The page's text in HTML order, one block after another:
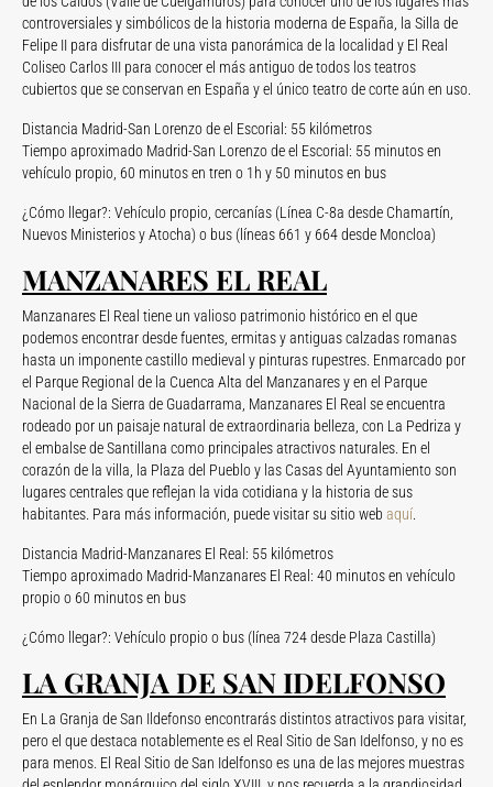
controversiales y simbólicos de la historia moderna de España, la Silla de
Felipe II para disfrutar de una vista panorámica de la localidad y El Real
Coliseo Carlos III para conocer el más antiguo de todos los teatros
cubiertos que se conservan en España y el único teatro de corte aún en uso.
Distancia Madrid-San Lorenzo de el Escorial: 55 kilómetros
Tiempo aproximado Madrid-San Lorenzo de el Escorial: 55 minutos en
vehículo propio, 60 minutos en tren o 1h y 50 minutos en bus
¿Cómo llegar?: Vehículo propio, cercanías (Línea C-8a desde Chamartín,
Nuevos Ministerios y Atocha) o bus (líneas 661 y 664 desde Moncloa)
MANZANARES EL REAL
Manzanares El Real tiene un valioso patrimonio histórico en el que
podemos encontrar desde fuentes, ermitas y antiguas calzadas romanas
hasta un imponente castillo medieval y pinturas rupestres. Enmarcado por
el Parque Regional de la Cuenca Alta del Manzanares y en el Parque
Nacional de la Sierra de Guadarrama, Manzanares El Real se encuentra
rodeado por un paisaje natural de extraordinaria belleza, con La Pedriza y
el embalse de Santillana como principales atractivos naturales. En el
corazón de la villa, la Plaza del Pueblo y las Casas del Ayuntamiento son
lugares centrales que reflejan la vida cotidiana y la historia de sus
habitantes. Para más información, puede visitar su sitio web aquí.
Distancia Madrid-Manzanares El Real: 55 kilómetros
Tiempo aproximado Madrid-Manzanares El Real: 40 minutos en vehículo
propio o 60 minutos en bus
¿Cómo llegar?: Vehículo propio o bus (línea 724 desde Plaza Castilla)
LA GRANJA DE SAN IDELFONSO
En La Granja de San Ildefonso encontrarás distintos atractivos para visitar,
pero el que destaca notablemente es el Real Sitio de San Idelfonso, y no es
para menos. El Real Sitio de San Idelfonso es una de las mejores muestras